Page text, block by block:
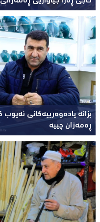
بزانە یادەوەرییەکانی
ڕەمەزان چییە